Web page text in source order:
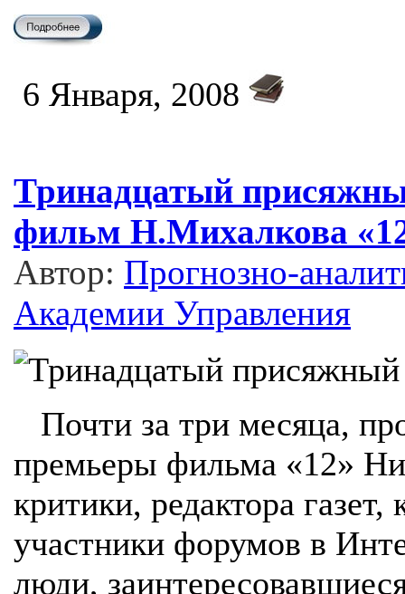
6 Января, 2008
Тринадцатый
фильм Н.Михалкова
Автор: Прогнозно-
Академии Управления
Почти за три месяца,
премьеры фильма «12»
критики, редактора
участники форумов в
люди,